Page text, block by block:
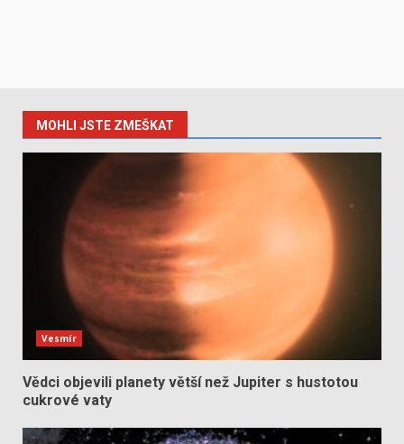
MOHLI JSTE ZMEŠKAT
Vesmír
Vědci objevili planety větší než Jupiter s hustotou
cukrové vaty